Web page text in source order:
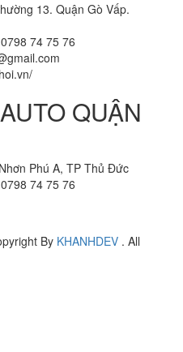
13. Quận Gò Vấp.
74 75 76
QUẬN
Phú A, TP Thủ Đức
74 75 76
By KHANHDEV . All